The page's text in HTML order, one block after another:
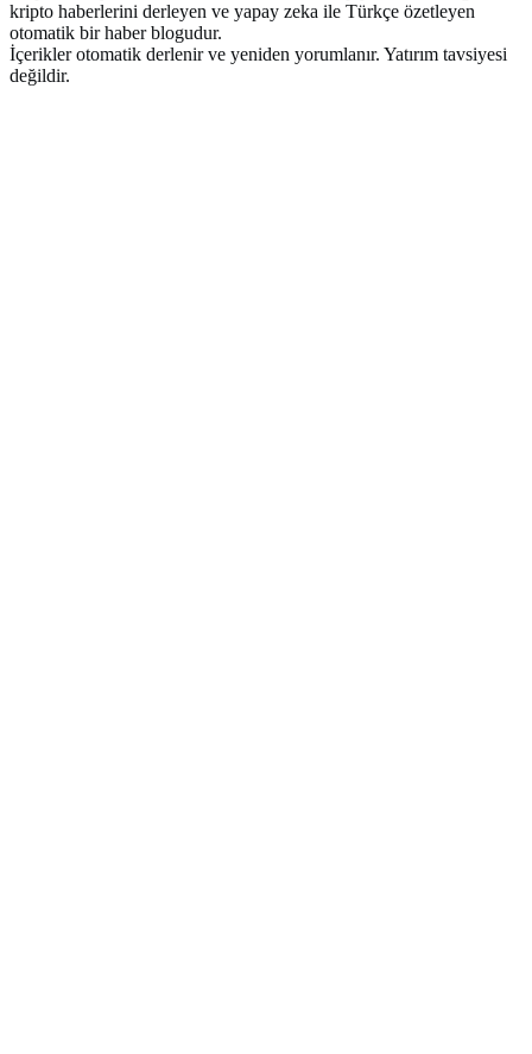
kripto haberlerini derleyen ve yapay zeka ile Türkçe özetleyen
otomatik bir haber blogudur.
İçerikler otomatik derlenir ve yeniden yorumlanır. Yatırım tavsiyesi
değildir.